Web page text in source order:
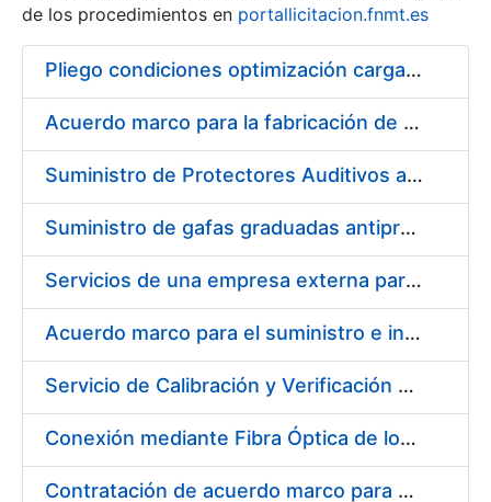
de los procedimientos en portallicitacion.fnmt.es
Pliego condiciones optimización cargas compras firmado
Acuerdo marco para la fabricación de piezas
Suministro de Protectores Auditivos a medida para las personas trabajadoras de los Centros de Trabajo de Madrid y Burgos
Suministro de gafas graduadas antiproyecciones para los trabajadores de la FNMT-RCM en los centros de trabajo de Madrid y Burgos
Servicios de una empresa externa para el asesoramiento y resolución de los recursos de alzada que se presentan relacionados con procesos de selección para la FNMT-RCM
Acuerdo marco para el suministro e instalación de persianas, estores y otros complementos
Servicio de Calibración y Verificación Externa de los Equipos de Medición del Servicio de Prevención de la FNMT-RCM
Conexión mediante Fibra Óptica de los Centros de Proceso de Datos (CPDs) de las sedes de la FNMT-RCM de Burgos y Madrid
Contratación de acuerdo marco para el Suministro de Material de Electricidad para la Fábrica Nacional de Moneda y Timbre-Real Casa de la Moneda en su centro de trabajo de Burgos